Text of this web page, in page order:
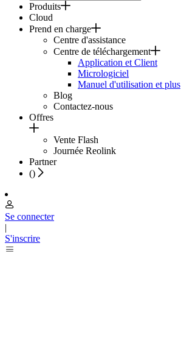
Produits
Cloud
Prend en charge
Centre d'assistance
Centre de téléchargement
Application et Client
Micrologiciel
Manuel d'utilisation et plus
Blog
Contactez-nous
Offres
Vente Flash
Journée Reolink
Partner
()
Se connecter
|
S'inscrire